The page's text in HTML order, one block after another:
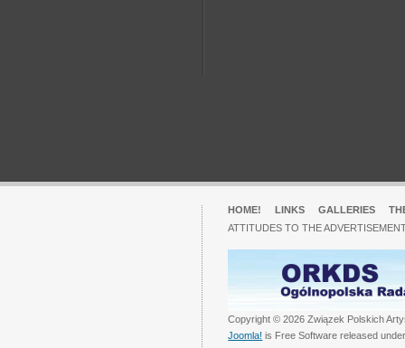
HOME! LINKS GALLERIES
ATTITUDES TO THE
Copyright © 2026 Związek Polskich
Joomla! is Free Software released